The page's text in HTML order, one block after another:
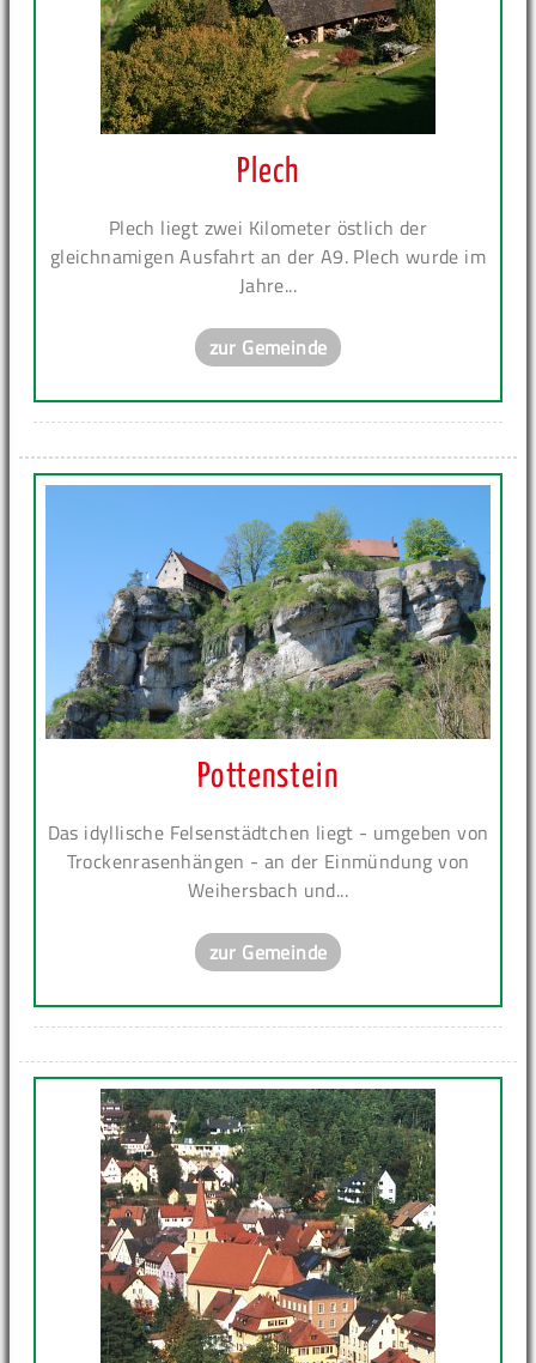
Plech
Plech liegt zwei Kilometer östlich der
gleichnamigen Ausfahrt an der A9. Plech wurde im
Jahre...
zur Gemeinde
Pottenstein
Das idyllische Felsenstädtchen liegt - umgeben von
Trockenrasenhängen - an der Einmündung von
Weihersbach und...
zur Gemeinde